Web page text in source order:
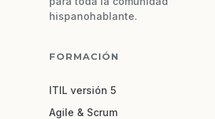
hispanohablante.
FORMACIÓN
ITIL versión 5
Agile & Scrum